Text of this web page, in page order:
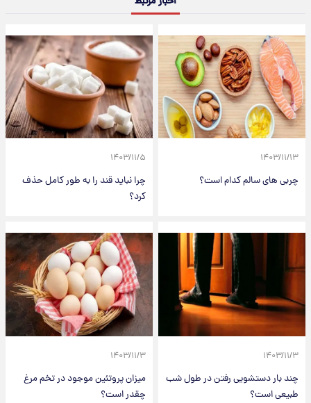
۱۴۰۳/۱۱/۱۳
چربی های سالم کدام است؟
۱۴۰۳/۱۱/۵
چرا نباید قند را به طور کامل حذف
کرد؟
۱۴۰۳/۱۱/۳
چند بار دستشویی رفتن در طول شب
طبیعی است؟
۱۴۰۳/۱۱/۳
میزان پروتئین موجود در تخم مرغ
چقدر است؟